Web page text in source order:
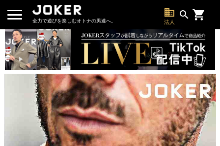
全力で遊びを楽しむオトナの男達へ。
business
法人
search